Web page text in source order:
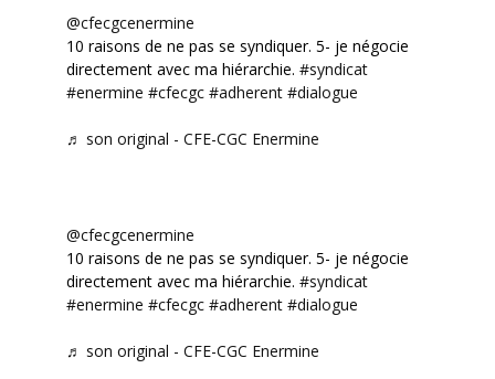
@cfecgcenermine
10 raisons de ne pas se syndiquer. 5- je négocie
directement avec ma hiérarchie. #syndicat
#enermine #cfecgc #adherent #dialogue
♬ son original - CFE-CGC Enermine
@cfecgcenermine
10 raisons de ne pas se syndiquer. 5- je négocie
directement avec ma hiérarchie. #syndicat
#enermine #cfecgc #adherent #dialogue
♬ son original - CFE-CGC Enermine